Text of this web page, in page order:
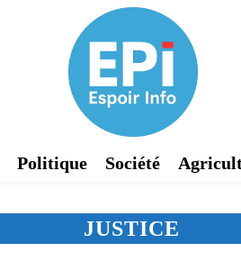
Politique Société
JUSTICE